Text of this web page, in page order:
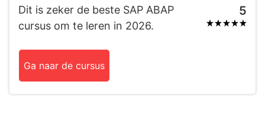
Dit is zeker de beste SAP ABAP
cursus om te leren in 2026.
5
Ga naar de cursus